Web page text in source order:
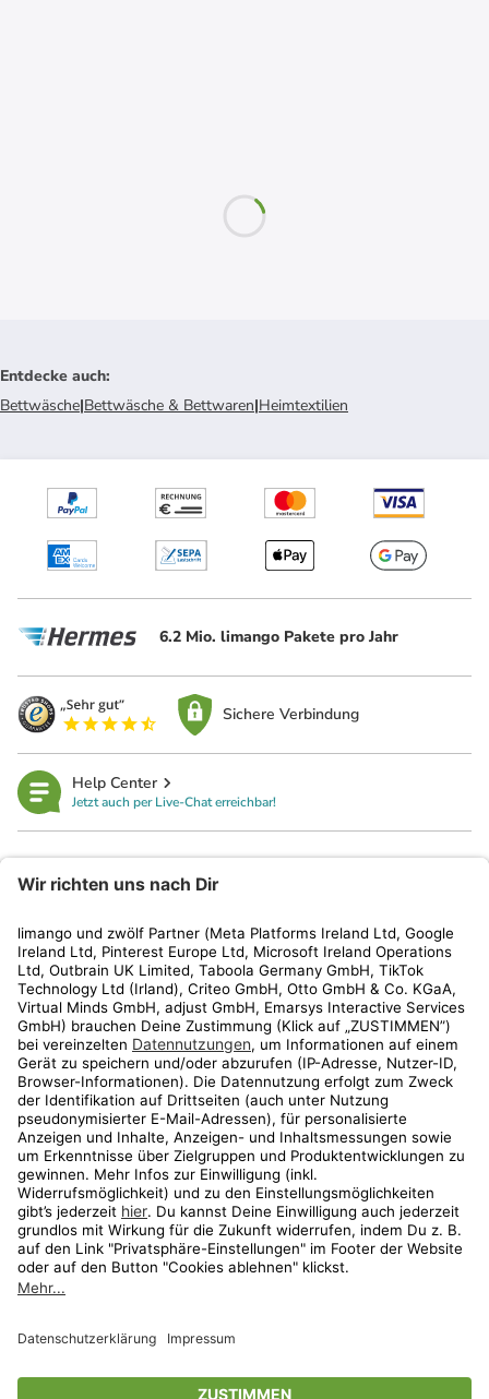
Entdecke auch:
Bettwäsche|Bettwäsche & Bettwaren|Heimtextilien
6.2 Mio. limango Pakete pro Jahr
Sichere Verbindung
Help Center
Jetzt auch per Live-Chat erreichbar!
Kundenservice
Shop
Aktionen
Travel